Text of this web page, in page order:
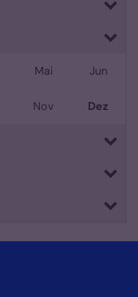
Mai Jun
Nov Dez